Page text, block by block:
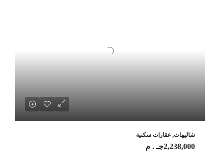
شاليهات, عقارات سكنية
2,238,000جـ . م